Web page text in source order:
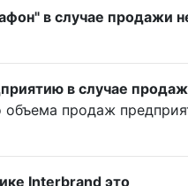
в случае продажи
в случае
продаж
Interbrand это